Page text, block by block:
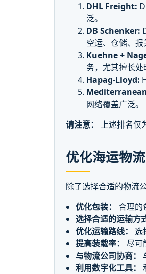
DHL Freight:
泛。
DB Schenker:
空运、仓储、报
Kuehne +
务，尤其擅长处
Hapag-Lloyd:
网络覆盖广泛。
请注意：
上述排名仅
优化海运物
除了选择合适的物流
优化包装：
合理的
选择合适的运输方
优化运输路线：
选
提高装载率：
尽可
与物流公司协商：
利用数字化工具：